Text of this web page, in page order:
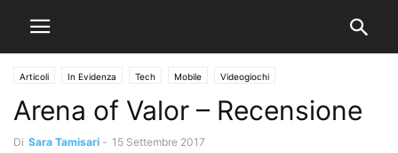
Articoli In Evidenza Tech Mobile Videogiochi
Arena of Valor – Recensione
Di Sara Tamisari - 15 Settembre 2017